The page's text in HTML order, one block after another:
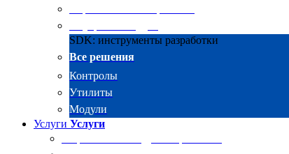
SDK: инструменты разработки
Все решения
Контролы
Утилиты
Модули
Услуги Услуги